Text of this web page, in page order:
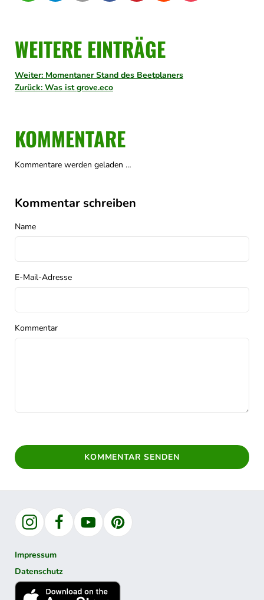
WEITERE EINTRÄGE
Weiter: Momentaner Stand des Beetplaners
Zurück: Was ist grove.eco
KOMMENTARE
Kommentare werden geladen …
Kommentar schreiben
Name
E-Mail-Adresse
Kommentar
KOMMENTAR SENDEN
InstagramFacebookYouTubePinterest
Impressum
Datenschutz